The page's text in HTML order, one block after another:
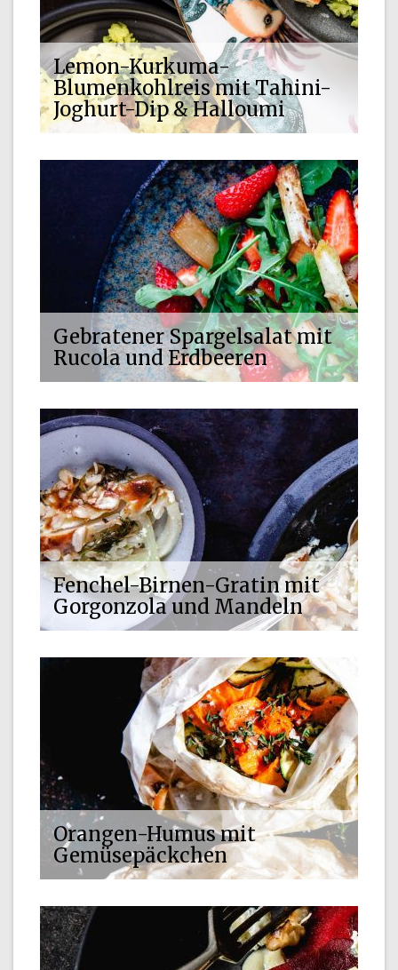
Lemon-Kurkuma-
Blumenkohlreis mit Tahini-
Joghurt-Dip & Halloumi
Gebratener Spargelsalat mit
Rucola und Erdbeeren
Fenchel-Birnen-Gratin mit
Gorgonzola und Mandeln
Orangen-Humus mit
Gemüsepäckchen